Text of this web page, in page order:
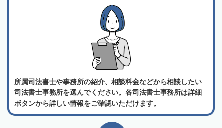
所属司法書士や事務所の紹介、相談料金などから相談したい
司法書士事務所を選んでください。各司法書士事務所は詳細
ボタンから詳しい情報をご確認いただけます。